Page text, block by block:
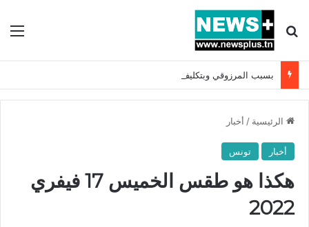
بحث عن
الرئيسية / أخبار
أخبار تونس
هكذا هو طقس الخميس 17 فيفري
2022